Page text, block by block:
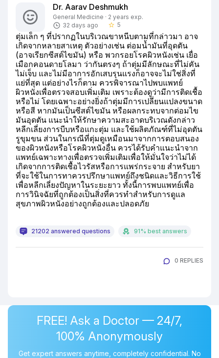
Dr. Aarav Deshmukh
General Medicine · 2 years exp.
32 days ago
star_border 5
ตุ่มเล็ก ๆ ที่ปรากฏในบริเวณขาหนีบตามที่กล่าวมา อาจ
เกิดจากหลายสาเหตุ ตัวอย่างเช่น ต่อมน้ำมันที่อุดตัน
(อาจเรียกซีสต์ไขมัน) หรือ พวกรอยโรคผิวหนังเช่น เยื่อ
เมือกคอนดายโลมา ว่ากันตรงๆ ถ้าตุ่มมีลักษณะที่ไม่คัน
ไม่เจ็บ และไม่มีอาการอักเสบรุนแรงก็อาจจะไม่ใช่สิ่งที่
แย่ที่สุด แต่อย่างไรก็ตาม ควรพิจารณาไปพบแพทย์
ผิวหนังเพื่อตรวจสอบเพิ่มเติม เพราะต้องดูว่ามีการติดเชื้อ
หรือไม่ โดยเฉพาะอย่างยิ่งถ้าตุ่มมีการเปลี่ยนแปลงขนาด
หรือสี หากมันเป็นซีสต์ไขมัน หรือผลกระทบจากต่อมไข
มันอุดตัน แนะนำให้รักษาความสะอาดบริเวณดังกล่าว
หลีกเลี่ยงการบีบหรือแกะตุ่ม และใช้ผลิตภัณฑ์ที่ไม่อุดตัน
รูขุมขน ส่วนในกรณีที่ตุ่มดูเหมือนมาจากการตอบสนอง
ของผิวหนังหรือโรคผิวหนังอื่น ควรได้รับคำแนะนำจาก
แพทย์เฉพาะทางเพื่อตรวจเพิ่มเติมเพื่อให้มั่นใจว่าไม่ได้
เกิดจากการติดเชื้อไวรัสหรือการแพร่กระจาย สำหรับยา
ที่จะใช้ในการทาควรปรึกษาแพทย์ถึงชนิดและวิธีการใช้
เพื่อหลีกเลี่ยงปัญหาในระยะยาว ทั้งนี้การพบแพทย์เพื่อ
การวินิจฉัยที่ถูกต้องเป็นสิ่งที่ควรทำสำหรับการดูแล
สุขภาพผิวหนังอย่างถูกต้องและปลอดภัย
21202 answered questions 91% best answers
0 REPLIES
FREE! Ask a Doctor — 24/7,
100% Anonymously
Get expert answers anytime, completely confidential. No